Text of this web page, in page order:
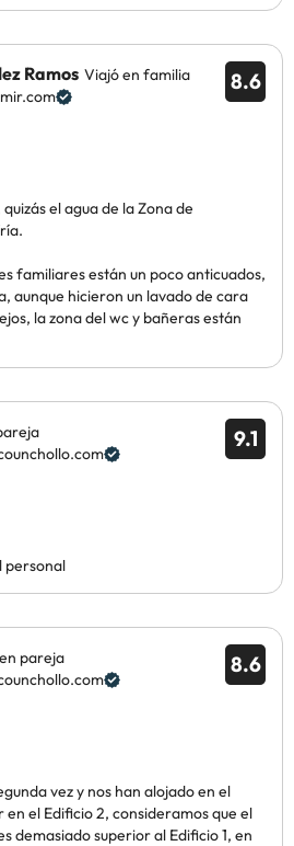
8.6
Ramos Viajó en familia
el agua de la Zona de
familiares están un poco anticuados,
aunque hicieron un lavado de cara
la zona del wc y bañeras están
9.1
personal
8.6
pareja
vez y nos han alojado en el
en el Edificio 2, consideramos que el
demasiado superior al Edificio 1, en